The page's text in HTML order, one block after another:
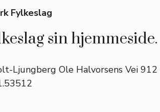
Fylkeslag
sin hjemmeside.
Ljungberg Ole Halvorsens Vei